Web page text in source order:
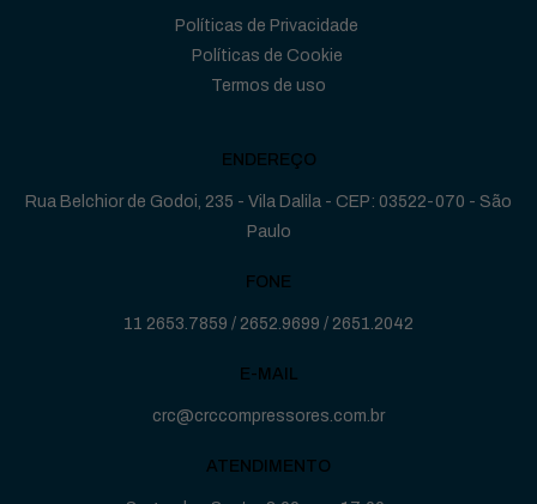
Políticas de Privacidade
Políticas de Cookie
Termos de uso
ENDEREÇO
Rua Belchior de Godoi, 235 - Vila Dalila - CEP: 03522-070 - São
Paulo
FONE
11 2653.7859 / 2652.9699 / 2651.2042
E-MAIL
crc@crccompressores.com.br
ATENDIMENTO